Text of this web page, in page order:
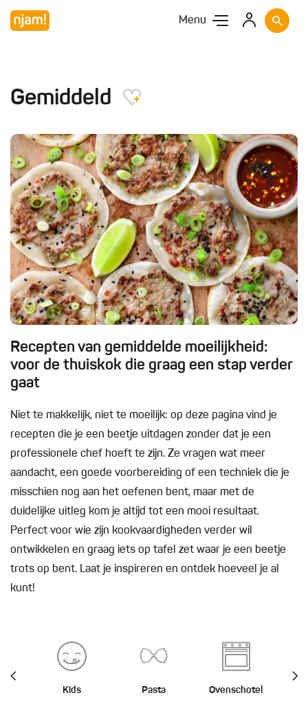
Menu
Gemiddeld
Recepten van gemiddelde moeilijkheid:
voor de thuiskok die graag een stap verder
gaat
Niet te makkelijk, niet te moeilijk: op deze pagina vind je
recepten die je een beetje uitdagen zonder dat je een
professionele chef hoeft te zijn. Ze vragen wat meer
aandacht, een goede voorbereiding of een techniek die je
misschien nog aan het oefenen bent, maar met de
duidelijke uitleg kom je altijd tot een mooi resultaat.
Perfect voor wie zijn kookvaardigheden verder wil
ontwikkelen en graag iets op tafel zet waar je een beetje
trots op bent. Laat je inspireren en ontdek hoeveel je al
kunt!
Kids Pasta Ovenschotel